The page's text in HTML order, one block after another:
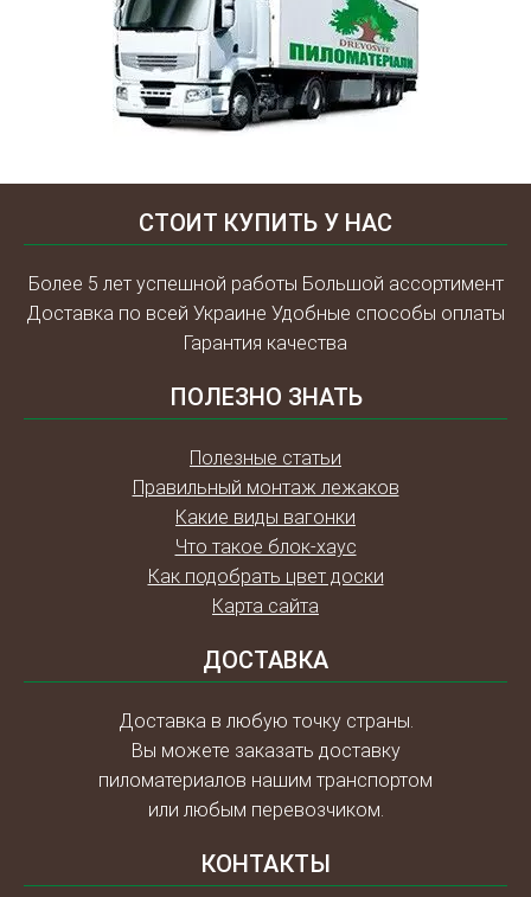
СТОИТ КУПИТЬ У НАС
Более 5 лет успешной работы Большой ассортимент
Доставка по всей Украине Удобные способы оплаты
Гарантия качества
ПОЛЕЗНО ЗНАТЬ
Полезные статьи
Правильный монтаж лежаков
Какие виды вагонки
Что такое блок-хаус
Как подобрать цвет доски
Карта сайта
ДОСТАВКА
Доставка в любую точку страны.
Вы можете заказать доставку
пиломатериалов нашим транспортом
или любым перевозчиком.
КОНТАКТЫ